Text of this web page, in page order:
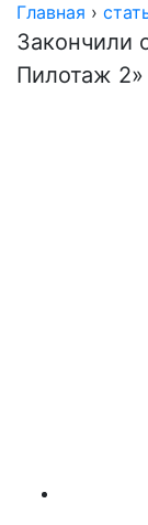
Главная ›
Закончили
Пилотаж 2»